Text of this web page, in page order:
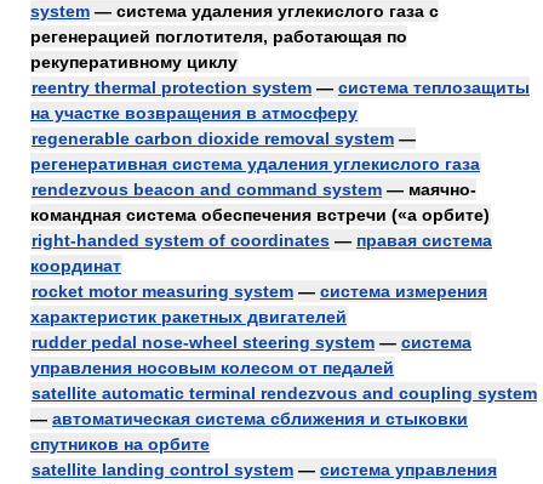
system — система удаления углекислого газа с
регенерацией поглотителя, работающая по
рекуперативному циклу
reentry thermal protection system — система теплозащиты
на участке возвращения в атмосферу
regenerable carbon dioxide removal system —
регенеративная система удаления углекислого газа
rendezvous beacon and command system — маячно-
командная система обеспечения встречи («а орбите)
right-handed system of coordinates — правая система
координат
rocket motor measuring system — система измерения
характеристик ракетных двигателей
rudder pedal nose-wheel steering system — система
управления носовым колесом от педалей
satellite automatic terminal rendezvous and coupling system
— автоматическая система сближения и стыковки
спутников на орбите
satellite landing control system — система управления